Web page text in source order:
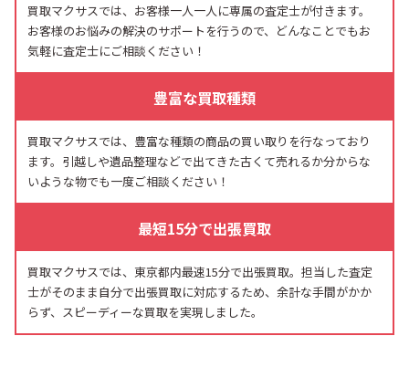
買取マクサスでは、お客様一人一人に専属の査定士が付きます。
お客様のお悩みの解決のサポートを行うので、どんなことでもお
気軽に査定士にご相談ください！
豊富な買取種類
買取マクサスでは、豊富な種類の商品の買い取りを行なっており
ます。引越しや遺品整理などで出てきた古くて売れるか分からな
いような物でも一度ご相談ください！
最短15分で出張買取
買取マクサスでは、東京都内最速15分で出張買取。担当した査定
士がそのまま自分で出張買取に対応するため、余計な手間がかか
らず、スピーディーな買取を実現しました。